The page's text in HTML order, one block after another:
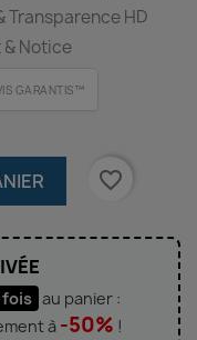
Transparence HD
Notice
GARANTIS™
favorite_border
fois au panier :
à -50% !